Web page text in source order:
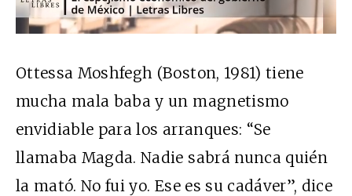
Ottessa Moshfegh (Boston, 1981) tiene
mucha mala baba y un magnetismo
envidiable para los arranques: “Se
llamaba Magda. Nadie sabrá nunca quién
la mató. No fui yo. Ese es su cadáver”, dice